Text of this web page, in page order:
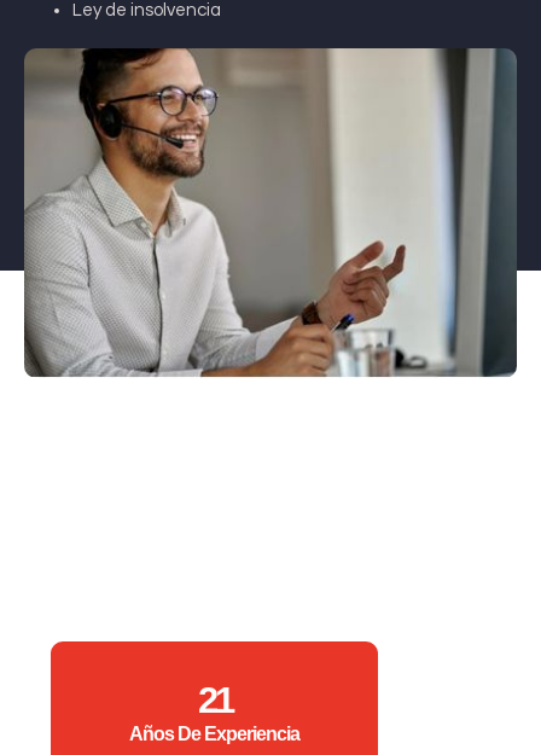
Ley de insolvencia
21
Años De Experiencia